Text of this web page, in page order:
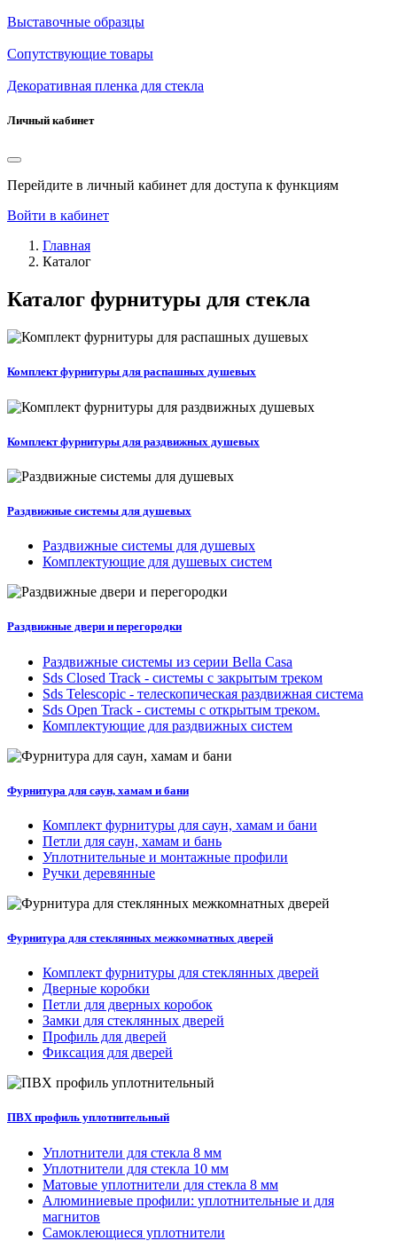
Выставочные образцы
Сопутствующие товары
Декоративная пленка для стекла
Личный кабинет
Перейдите в личный кабинет для доступа к функциям
Войти в кабинет
Главная
Каталог
Каталог фурнитуры для стекла
Комплект фурнитуры для распашных душевых
Комплект фурнитуры для раздвижных душевых
Раздвижные системы для душевых
Раздвижные системы для душевых
Комплектующие для душевых систем
Раздвижные двери и перегородки
Раздвижные системы из серии Bella Casa
Sds Closed Track - системы с закрытым треком
Sds Telescopic - телескопическая раздвижная система
Sds Open Track - системы с открытым треком.
Комплектующие для раздвижных систем
Фурнитура для саун, хамам и бани
Комплект фурнитуры для саун, хамам и бани
Петли для саун, хамам и бань
Уплотнительные и монтажные профили
Ручки деревянные
Фурнитура для стеклянных межкомнатных дверей
Комплект фурнитуры для стеклянных дверей
Дверные коробки
Петли для дверных коробок
Замки для стеклянных дверей
Профиль для дверей
Фиксация для дверей
ПВХ профиль уплотнительный
Уплотнители для стекла 8 мм
Уплотнители для стекла 10 мм
Матовые уплотнители для стекла 8 мм
Алюминиевые профили: уплотнительные и для
магнитов
Самоклеющиеся уплотнители